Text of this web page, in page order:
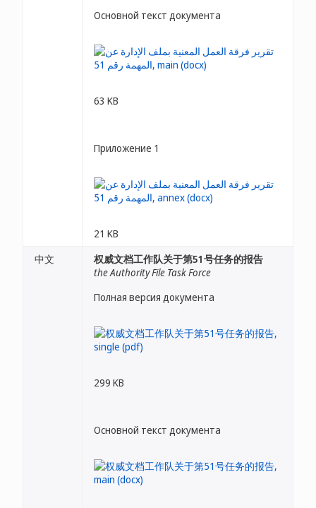
Основной текст документа
63 KB
Приложение 1
21 KB
中文
权威文档工作队关于第51号任务的报告
the Authority File Task Force
Полная версия документа
299 KB
Основной текст документа